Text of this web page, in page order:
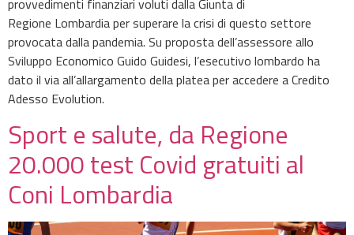
provvedimenti finanziari voluti dalla Giunta di
Regione Lombardia per superare la crisi di questo settore
provocata dalla pandemia. Su proposta dell’assessore allo
Sviluppo Economico Guido Guidesi, l’esecutivo lombardo ha
dato il via all’allargamento della platea per accedere a Credito
Adesso Evolution.
Sport e salute, da Regione
20.000 test Covid gratuiti al
Coni Lombardia